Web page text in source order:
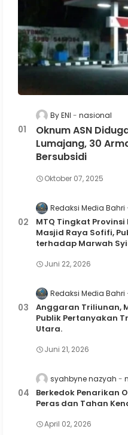
By ENI nasional
Oknum ASN
Lumajang, 30
Bersubsidi
Oktober 07, 2025
Redaksi Media Bahri
MTQ Tingkat
Masjid Raya Sofifi,
terhadap Marwah
Juni 22, 2026
Redaksi Media Bahri
Anggaran Triliunan,
Publik Pertanyakan
Utara.
Juni 21, 2026
syahbyne nazyah
Berkedok Penarikan
Peras dan Tahan
April 02, 2026